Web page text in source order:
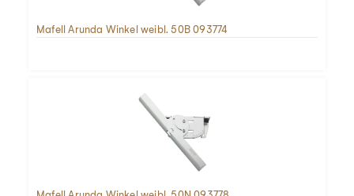
Mafell Arunda Winkel weibl. 50B 093774